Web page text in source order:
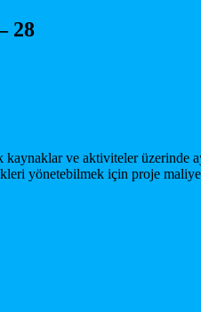
28
ve aktiviteler
yönetebilmek için proje